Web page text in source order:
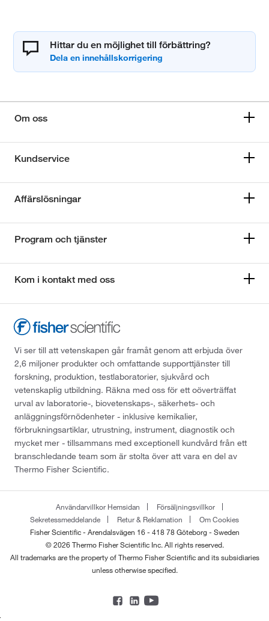
Hittar du en möjlighet till förbättring?
Om oss
Kundservice
Affärslösningar
Program och tjänster
Kom i kontakt med oss
Vi ser till att vetenskapen går framåt genom att erbjuda över
2,6 miljoner produkter och omfattande supporttjänster till
forskning, produktion, testlaboratorier, sjukvård och
vetenskaplig utbildning. Räkna med oss för ett oöverträffat
urval av laboratorie-, biovetenskaps-, säkerhets- och
anläggningsförnödenheter - inklusive kemikalier,
förbrukningsartiklar, utrustning, instrument, diagnostik och
mycket mer - tillsammans med exceptionell kundvård från ett
branschledande team som är stolta över att vara en del av
Thermo Fisher Scientific.
Användarvillkor Hemsidan
Försäljningsvillkor
Sekretessmeddelande
Retur & Reklamation
Om Cookies
Fisher Scientific - Arendalsvägen 16 - 418 78 Göteborg - Sweden
© 2026 Thermo Fisher Scientific Inc. All rights reserved.
All trademarks are the property of Thermo Fisher Scientific and its subsidiaries
unless otherwise specified.